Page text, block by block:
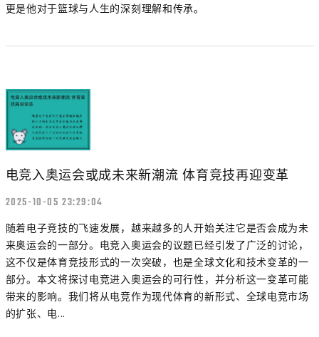
更是他对于篮球与人生的深刻理解和传承。
电竞入奥运会或成未来新潮流 体育竞技再迎变革
2025-10-05 23:29:04
随着电子竞技的飞速发展，越来越多的人开始关注它是否会成为未
来奥运会的一部分。电竞入奥运会的议题已经引发了广泛的讨论，
这不仅是体育竞技形式的一次突破，也是全球文化和技术变革的一
部分。本文将探讨电竞进入奥运会的可行性，并分析这一变革可能
带来的影响。我们将从电竞作为现代体育的新形式、全球电竞市场
的扩张、电...